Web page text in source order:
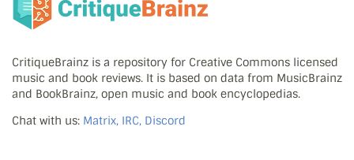
CritiqueBrainz is a repository for Creative Commons licensed
music and book reviews. It is based on data from MusicBrainz
and BookBrainz, open music and book encyclopedias.
Chat with us: Matrix, IRC, Discord